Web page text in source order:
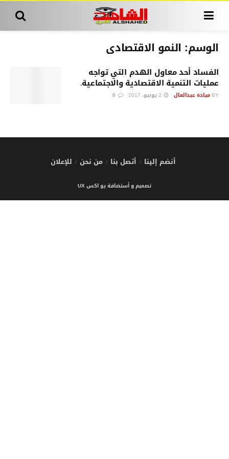
الوسم: النمو الاقتصادى
الفساد أحد معاول الهدم التي تواجه
عمليات التنمية الاقتصادية والاجتماعية.
BY ميادة عبدالعال
أنضم إلينا أتصل بنا من نحن للإعلان
تصميم و أستضافة يو اكس UX